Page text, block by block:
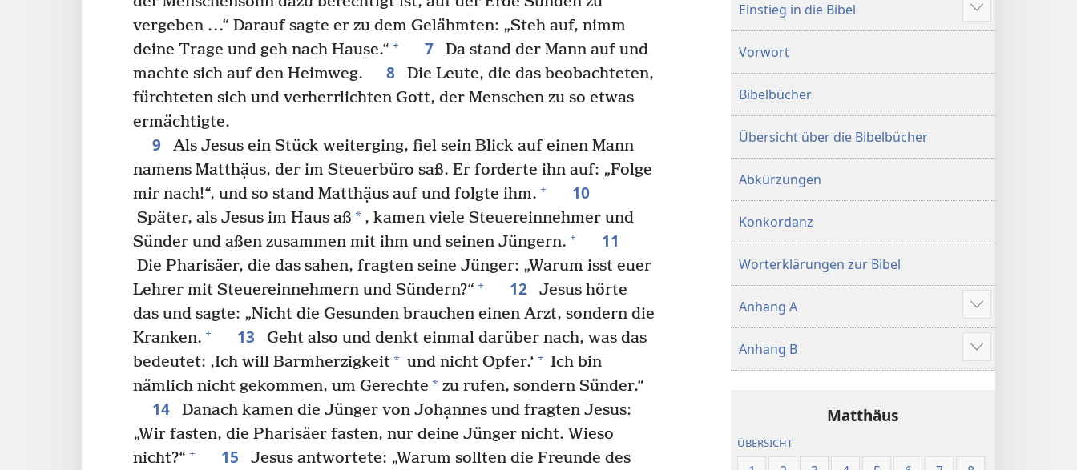
vergeben …“ Darauf sagte er zu dem Gelähmten: „Steh auf, nimm
deine Trage und geh nach Hause.“ + 7
Da stand der Mann auf und
machte sich auf den Heimweg.
8
Die Leute, die das beobachteten,
fürchteten sich und verherrlichten Gott, der Menschen zu so etwas
ermächtigte.
9
Als Jesus ein Stück weiterging, fiel sein Blick auf einen Mann
namens Matthạ̈us, der im Steuerbüro saß. Er forderte ihn auf: „Folge
mir nach!“, und so stand Matthạ̈us auf und folgte ihm. + 10
Später, als Jesus im Haus aß * , kamen viele Steuereinnehmer und
Sünder und aßen zusammen mit ihm und seinen Jüngern. + 11
Die Pharisäer, die das sahen, fragten seine Jünger: „Warum isst euer
Lehrer mit Steuereinnehmern und Sündern?“ + 12
Jesus hörte
das und sagte: „Nicht die Gesunden brauchen einen Arzt, sondern die
Kranken. + 13
Geht also und denkt einmal darüber nach, was das
bedeutet: ‚Ich will Barmherzigkeit* und nicht Opfer.‘ + Ich bin
nämlich nicht gekommen, um Gerechte * zu rufen, sondern Sünder.“
14
Danach kamen die Jünger von Johạnnes und fragten Jesus:
„Wir fasten, die Pharisäer fasten, nur deine Jünger nicht. Wieso
nicht?“ + 15
Jesus antwortete: „Warum sollten die Freunde des
Übersetzung
Einstieg in die Bibel
Mehr
anzeigen
Vorwort
Bibelbücher
Übersicht über die Bibelbücher
Abkürzungen
Konkordanz
Worterklärungen zur Bibel
Anhang A
Mehr
anzeigen
Anhang B
Mehr
anzeigen
Matthäus
ÜBERSICHT